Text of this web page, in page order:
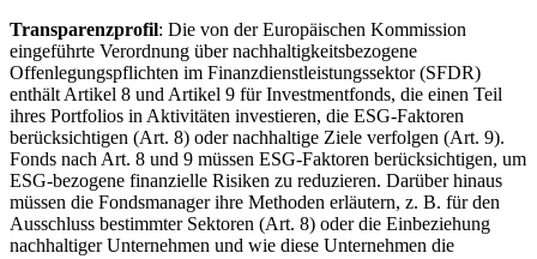
Transparenzprofil: Die von der Europäischen Kommission
eingeführte Verordnung über nachhaltigkeitsbezogene
Offenlegungspflichten im Finanzdienstleistungssektor (SFDR)
enthält Artikel 8 und Artikel 9 für Investmentfonds, die einen Teil
ihres Portfolios in Aktivitäten investieren, die ESG-Faktoren
berücksichtigen (Art. 8) oder nachhaltige Ziele verfolgen (Art. 9).
Fonds nach Art. 8 und 9 müssen ESG-Faktoren berücksichtigen, um
ESG-bezogene finanzielle Risiken zu reduzieren. Darüber hinaus
müssen die Fondsmanager ihre Methoden erläutern, z. B. für den
Ausschluss bestimmter Sektoren (Art. 8) oder die Einbeziehung
nachhaltiger Unternehmen und wie diese Unternehmen die